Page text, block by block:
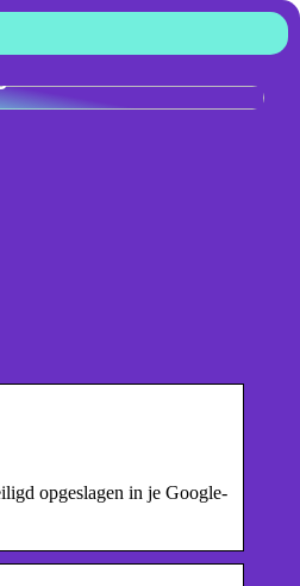
Flair für Ihr
opgeslagen in je Google-